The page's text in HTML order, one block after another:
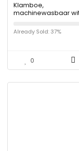
Klamboe,
machinewasbaar
voor kinderen
meisjes(180 * 200 *
Already Sold: 37%
0